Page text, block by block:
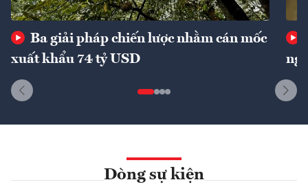
Ba giải pháp chiến lược nhằm cán mốc
xuất khẩu 74 tỷ USD
Dòng sự kiện